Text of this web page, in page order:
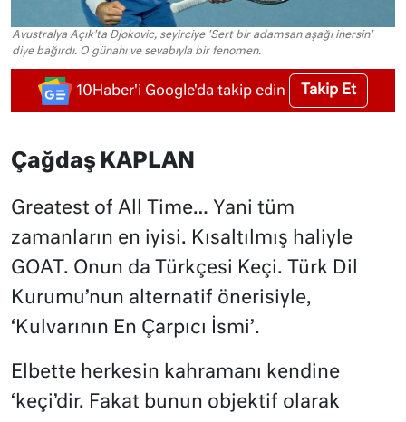
Avustralya Açık'ta Djokovic, seyirciye 'Sert bir adamsan aşağı inersin'
diye bağırdı. O günahı ve sevabıyla bir fenomen.
10Haber'i Google'da takip edin Takip Et
Çağdaş KAPLAN
Greatest of All Time… Yani tüm
zamanların en iyisi. Kısaltılmış haliyle
GOAT. Onun da Türkçesi Keçi. Türk Dil
Kurumu’nun alternatif önerisiyle,
‘Kulvarının En Çarpıcı İsmi’.
Elbette herkesin kahramanı kendine
‘keçi’dir. Fakat bunun objektif olarak